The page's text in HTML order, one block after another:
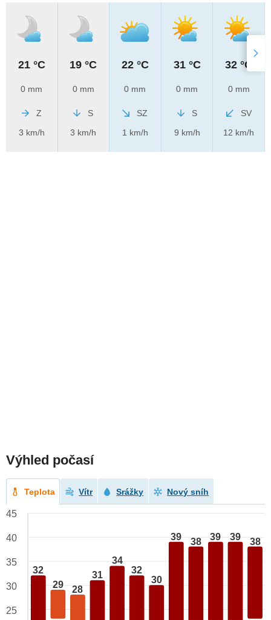
21 °C
0 mm
Z
3 km/h
19 °C
0 mm
S
3 km/h
22 °C
0 mm
SZ
1 km/h
31 °C
0 mm
S
9 km/h
32 °C
0 mm
SV
12 km/h
Výhled počasí
Teplota Vítr Srážky Nový sníh
32
29 28
31
34
32
30
39 38 39 39 38
45
40
35
30
25